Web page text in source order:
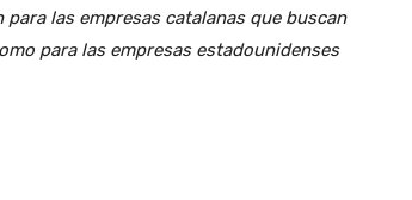
las empresas catalanas que buscan
para las empresas estadounidenses